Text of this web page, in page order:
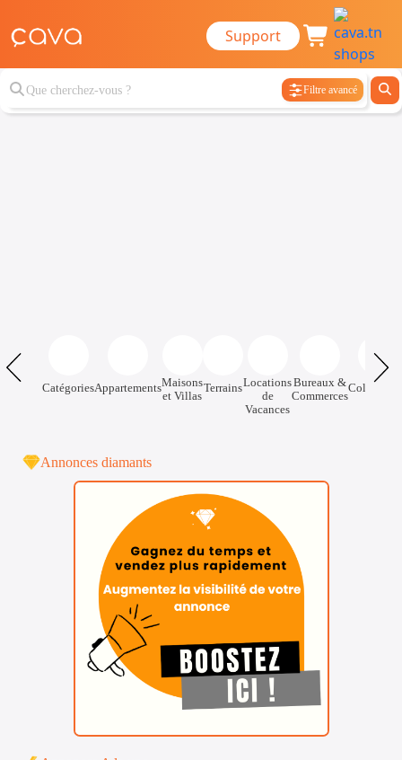
Support
Filtre avancé
CatégoriesAppartementsMaisons
et Villas
TerrainsLocations
de
Vacances
Bureaux &
Commerces
Annonces diamants